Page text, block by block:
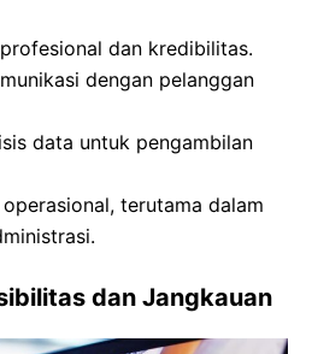
dan kredibilitas.
dengan pelanggan
data untuk pengambilan
terutama dalam
dan Jangkauan